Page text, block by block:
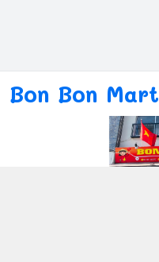
Bon Bon Mart